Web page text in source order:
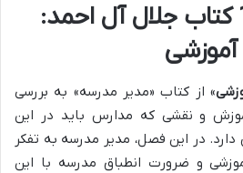
خلاصه فصل 10 کتاب جلال آل احمد:
آموزشی
» از کتاب «مدیر مدرسه» به بررسی
و نقشی که مدارس باید در این
دارد. در این فصل، مدیر مدرسه به تفکر
و ضرورت انطباق مدرسه با این